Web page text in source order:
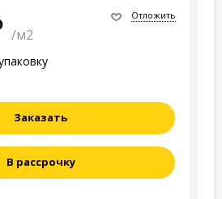
/м2
Отложить
Заказать
В рассрочку